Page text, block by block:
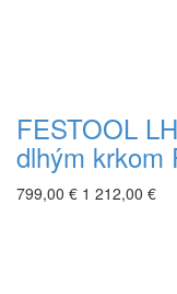
FESTOOL
dlhým krkom
799,00 € 1 212,00 €